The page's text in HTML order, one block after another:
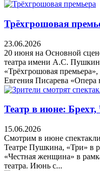
Трёхгрошовая
23.06.2026
20 июня на Основной
театра имени А.С.
«Трёхгрошовая
Евгения Писарева
Театр в июне: Брехт,
15.06.2026
Смотрим в июне
Театре Пушкина, «Три» в
«Честная женщина» в
театра. Июнь с...